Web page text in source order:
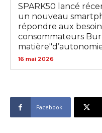
SPARK50 lancé
un nouveau
répondre aux
consommateurs
16 mai 2026
Facebook